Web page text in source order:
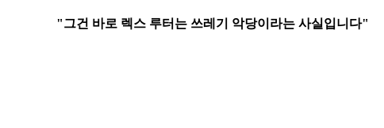
"그건 바로 렉스 루터는 쓰레기 악당이라는 사실입니다"